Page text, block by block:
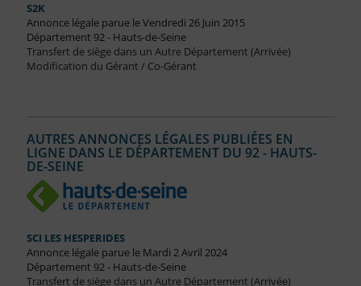
S2K
Annonce légale parue le Vendredi 26 Juin 2015
Département 92 - Hauts-de-Seine
Transfert de siège dans un Autre Département (Arrivée)
Modification du Gérant / Co-Gérant
AUTRES ANNONCES LÉGALES PUBLIÉES EN
LIGNE DANS LE DÉPARTEMENT DU 92 - HAUTS-
DE-SEINE
SCI LES HESPERIDES
Annonce légale parue le Mardi 2 Avril 2024
Département 92 - Hauts-de-Seine
Transfert de siège dans un Autre Département (Arrivée)